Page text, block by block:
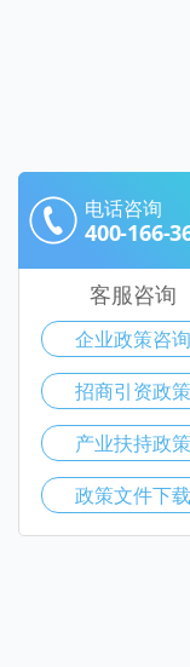
电话咨询
400-166-
客服咨询
企业政策咨询
招商引资政策
产业扶持政策
政策文件下载